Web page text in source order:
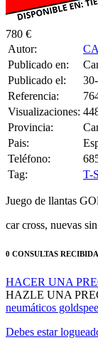
780 €
Autor:
Publicado en:
Publicado el:
Referencia:
Visualizaciones:
Provincia:
Pais:
Teléfono:
Tag:
T-
Juego de llantas
car cross, nuevas
HAZLE UNA
neumáticos
Debes estar